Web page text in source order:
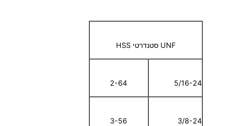
UNF סטנדרטי HSS
5/16-24
2-64
3/8-24
3-56